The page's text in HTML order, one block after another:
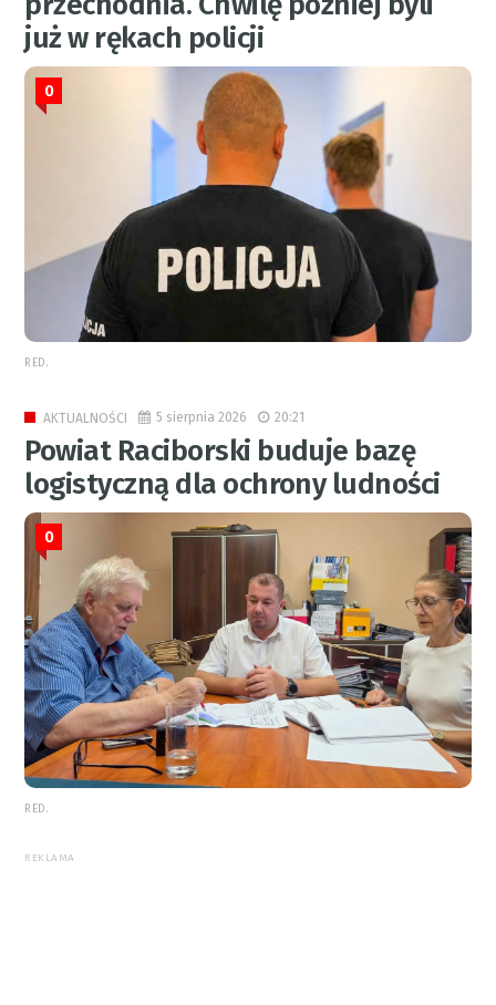
już w rękach policji
0
RED.
AKTUALNOŚCI 5 sierpnia 2026 20:21
Powiat Raciborski buduje bazę
logistyczną dla ochrony ludności
0
RED.
REKLAMA